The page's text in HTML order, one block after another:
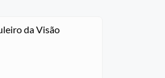
da Visão